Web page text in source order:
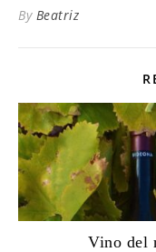
By Beatriz
Vino del